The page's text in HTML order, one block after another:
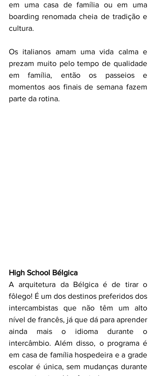
em uma casa de família ou em uma
boarding renomada cheia de tradição e
cultura.
Os italianos amam uma vida calma e
prezam muito pelo tempo de qualidade
em família, então os passeios e
momentos aos finais de semana fazem
parte da rotina.
High School Bélgica
A arquitetura da Bélgica é de tirar o
fôlego! É um dos destinos preferidos dos
intercambistas que não têm um alto
nível de francês, já que dá para aprender
ainda mais o idioma durante o
intercâmbio. Além disso, o programa é
em casa de família hospedeira e a grade
escolar é única, sem mudanças durante